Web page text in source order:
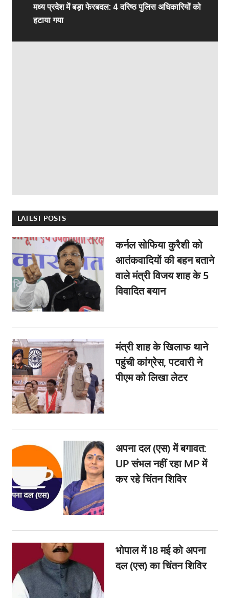
मध्य प्रदेश में बड़ा फेरबदल: 4 वरिष्ठ पुलिस अधिकारियों को
हटाया गया
LATEST POSTS
कर्नल सोफिया कुरैशी को
आतंकवादियों की बहन बताने
वाले मंत्री विजय शाह के 5
विवादित बयान
मंत्री शाह के खिलाफ थाने
पहुंची कांग्रेस, पटवारी ने
पीएम को लिखा लेटर
अपना दल (एस) में बगावत:
UP संभल नहीं रहा MP में
कर रहे चिंतन शिविर
भोपाल में 18 मई को अपना
दल (एस) का चिंतन शिविर